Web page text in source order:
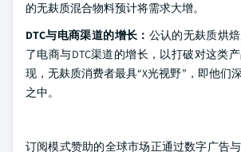
的无麸质混合物料预计将需求大增。
DTC与电商渠道的增长： 公认的无麸质烘
了电商与DTC渠道的增长，以打破对这类
现，无麸质消费者最具“X光视野”，即他们
之中。
订阅模式赞助的全球市场正通过数字广告